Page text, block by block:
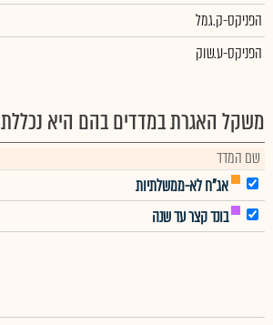
הפניקס-ק.גמל
הפניקס-ע.שוק
משקל האגרת במדדים בהם היא נכללת
שם המדד
אג"ח לא-ממשלתיות
בונד קצר עד שנה